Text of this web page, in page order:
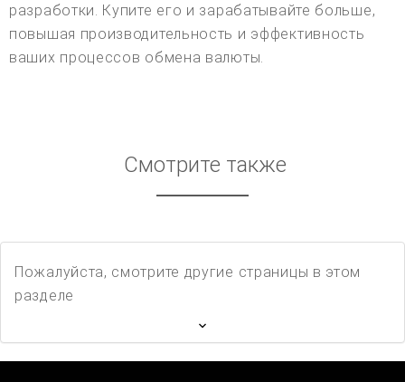
разработки. Купите его и зарабатывайте больше,
повышая производительность и эффективность
ваших процессов обмена валюты.
Смотрите также
Пожалуйста, смотрите другие страницы в этом
разделе